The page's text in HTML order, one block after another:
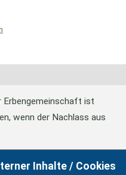
Erbengemeinschaft ist
wenn der Nachlass aus
Inhalte / Cookies